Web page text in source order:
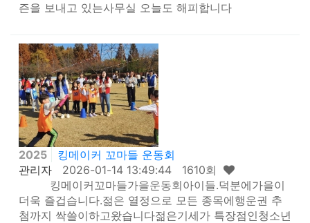
즌을 보내고 있는사무실 오늘도 해피합니다
2025
킹메이커 꼬마들 운동회
관리자 2026-01-14 13:49:44 1610회
킹메이커꼬마들가을운동회아이들.덕분에가을이
더욱 즐겁습니다.젊은 열정으로 모든 종목에행운권 추
첨까지 싹쓸이하고왔습니다젊은기세가 특장점인청소년